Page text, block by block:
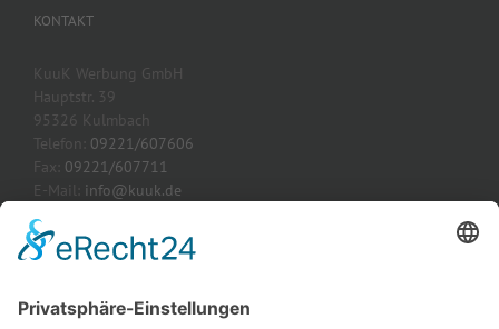
KONTAKT
KuuK Werbung GmbH
Hauptstr. 39
95326 Kulmbach
Telefon: 09221/607606
Fax: 09221/607711
E-Mail: info@kuuk.de